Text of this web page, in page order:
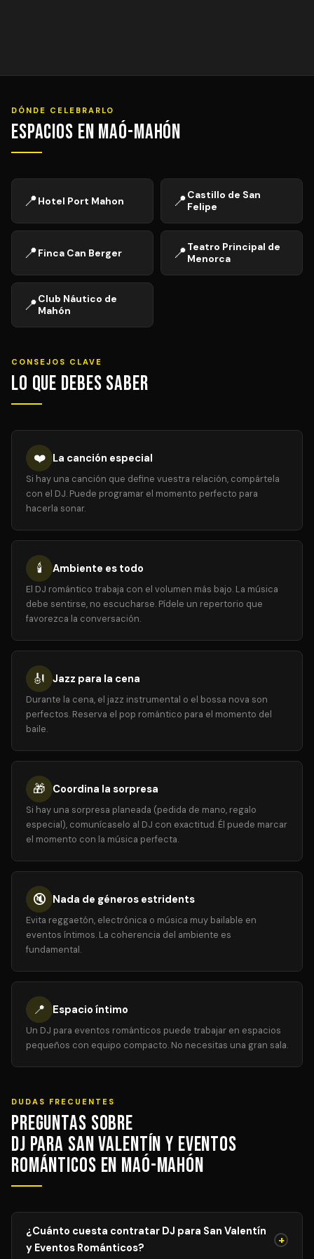
DÓNDE CELEBRARLO
Espacios en Maó-Mahón
📍Hotel Port Mahon 📍Castillo de San
Felipe
📍Finca Can Berger 📍Teatro Principal de
Menorca
📍Club Náutico de
Mahón
CONSEJOS CLAVE
Lo que debes saber
❤️ La canción especial
Si hay una canción que define vuestra relación, compártela
con el DJ. Puede programar el momento perfecto para
hacerla sonar.
🕯️ Ambiente es todo
El DJ romántico trabaja con el volumen más bajo. La música
debe sentirse, no escucharse. Pídele un repertorio que
favorezca la conversación.
🎻 Jazz para la cena
Durante la cena, el jazz instrumental o el bossa nova son
perfectos. Reserva el pop romántico para el momento del
baile.
🎁 Coordina la sorpresa
Si hay una sorpresa planeada (pedida de mano, regalo
especial), comunícaselo al DJ con exactitud. Él puede marcar
el momento con la música perfecta.
🔇 Nada de géneros estridents
Evita reggaetón, electrónica o música muy bailable en
eventos íntimos. La coherencia del ambiente es
fundamental.
📍 Espacio íntimo
Un DJ para eventos románticos puede trabajar en espacios
pequeños con equipo compacto. No necesitas una gran sala.
DUDAS FRECUENTES
Preguntas sobre
DJ para San Valentín y Eventos
Románticos en Maó-Mahón
¿Cuánto cuesta contratar DJ para San Valentín
y Eventos Románticos?
+